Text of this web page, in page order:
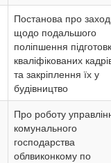
Постанова про
щодо подальшого
поліпшення
кваліфікованих
та закріплення їх у
будівництво
Про роботу
комунального
господарства
облвиконкому по